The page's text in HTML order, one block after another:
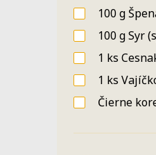
100g
100gSyr
1 ks
1 ks
Čierne